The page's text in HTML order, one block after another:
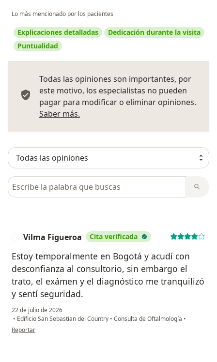
Lo más mencionado por los pacientes
Explicaciones detalladas
Dedicación durante la visita
Puntualidad
Todas las opiniones son importantes, por
este motivo, los especialistas no pueden
pagar para modificar o eliminar opiniones.
Saber más.
Busca en opiniones
Vilma Figueroa Cita verificada
Estoy temporalmente en Bogotá y acudí con
desconfianza al consultorio, sin embargo el
trato, el exámen y el diagnóstico me tranquilizó
y sentí seguridad.
22 de julio de 2026
• Edificio San Sebastian del Country • Consulta de Oftalmología •
en opinión del usuario Vilma Figueroa
Reportar